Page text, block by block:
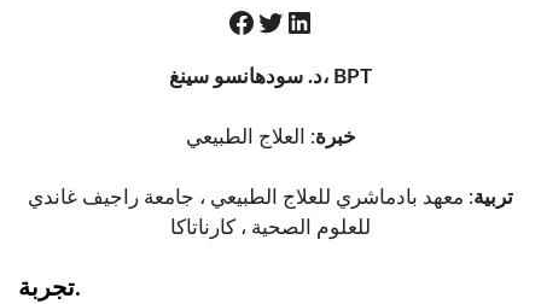
د. سودهانسو سينغ، BPT
خبرة: العلاج الطبيعي
تربية: معهد بادماشري للعلاج الطبيعي ، جامعة راجيف غاندي
للعلوم الصحية ، كارناتاكا
تجربة.